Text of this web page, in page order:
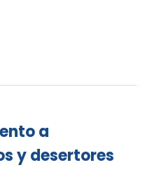
a
y desertores